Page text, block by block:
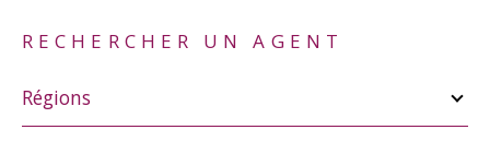
RECHERCHER UN AGENT
une
Régions